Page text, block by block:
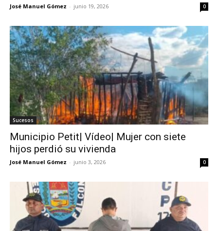
José Manuel Gómez - junio 19, 2026 0
Sucesos
Municipio Petit| Vídeo| Mujer con siete
hijos perdió su vivienda
José Manuel Gómez - junio 3, 2026 0